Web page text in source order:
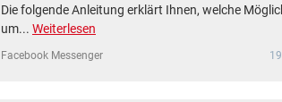
Die folgende Anleitung erklärt Ihnen, welche
um... Weiterlesen
Facebook Messenger